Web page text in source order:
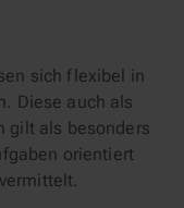
sich flexibel in
Diese auch als
gilt als besonders
orientiert